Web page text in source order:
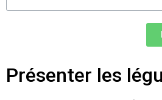
Présenter les